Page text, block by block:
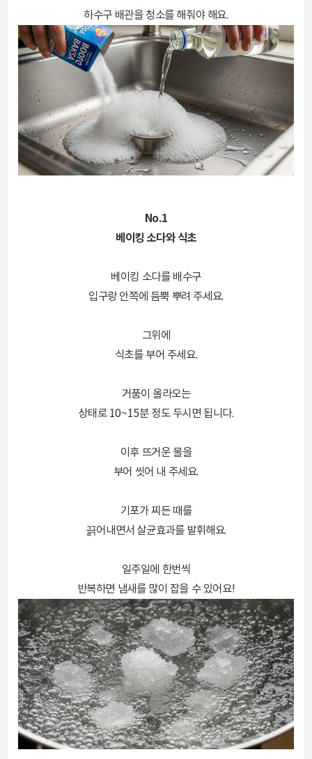
하수구 배관을 청소를 해줘야 해요.
No.1
베이킹 소다와 식초
베이킹 소다를 배수구
입구랑 안쪽에 듬뿍 뿌려 주세요.
그위에
식초를 부어 주세요.
거품이 올라오는
상태로 10~15분 정도 두시면 됩니다.
이후 뜨거운 물을
부어 씻어 내 주세요.
기포가 찌든 때를
끍어내면서 살균효과를 발휘해요.
일주일에 한번씩
반복하면 냄새를 많이 잡을 수 있어요!